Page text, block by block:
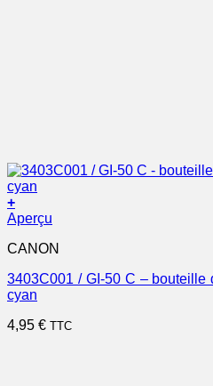
+
Aperçu
CANON
3403C001 / GI-50 C – bouteille
cyan
4,95 € TTC